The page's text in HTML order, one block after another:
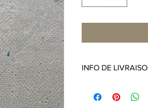
INFO DE
récupérer*